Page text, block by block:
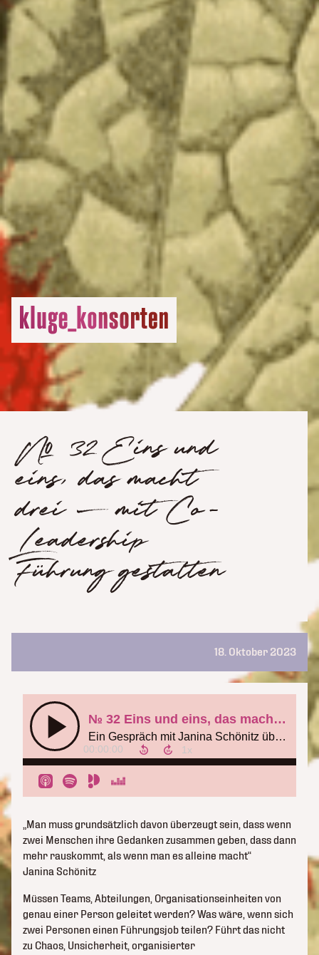
№ 32 Eins und
eins, das macht
drei – mit Co-
Leadership
Führung gestalten
18. Oktober 2023
„Man muss grundsätzlich davon überzeugt sein, dass wenn
zwei Menschen ihre Gedanken zusammen geben, dass dann
mehr rauskommt, als wenn man es alleine macht“
Janina Schönitz
Müssen Teams, Abteilungen, Organisationseinheiten von
genau einer Person geleitet werden? Was wäre, wenn sich
zwei Personen einen Führungsjob teilen? Führt das nicht
zu Chaos, Unsicherheit, organisierter